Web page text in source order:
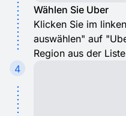
Wählen Sie Uber
Klicken Sie im
auswählen" auf
Region aus der
4